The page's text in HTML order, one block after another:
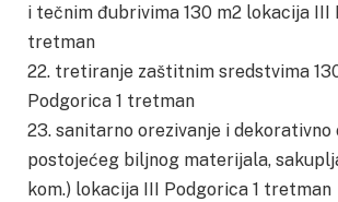
i tečnim đubrivima 130 m2 lokacija III
tretman
22. tretiranje zaštitnim sredstvima
Podgorica 1 tretman
23. sanitarno orezivanje i dekorativno
postojećeg biljnog materijala,
kom.) lokacija III Podgorica 1 tretman